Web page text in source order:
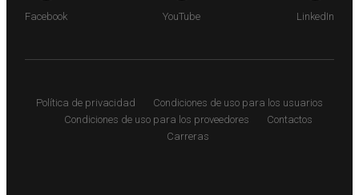
Facebook YouTube LinkedIn
Política de privacidad
Condiciones de uso para los usuarios
Condiciones de uso para los proveedores
Contactos
Carreras